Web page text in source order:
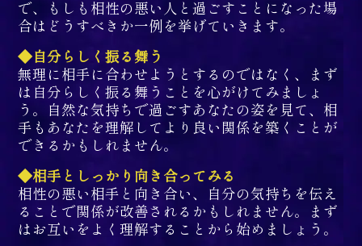
で、もしも相性の悪い人と過ごすことになった場
合はどうすべきか一例を挙げていきます。
◆自分らしく振る舞う
無理に相手に合わせようとするのではなく、まず
は自分らしく振る舞うことを心がけてみましょ
う。自然な気持ちで過ごすあなたの姿を見て、相
手もあなたを理解してより良い関係を築くことが
できるかもしれません。
◆相手としっかり向き合ってみる
相性の悪い相手と向き合い、自分の気持ちを伝え
ることで関係が改善されるかもしれません。まず
はお互いをよく理解することから始めましょう。